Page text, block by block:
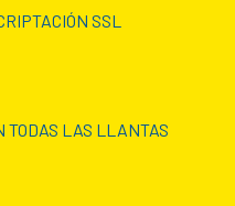
SSL
TODAS LAS LLANTAS